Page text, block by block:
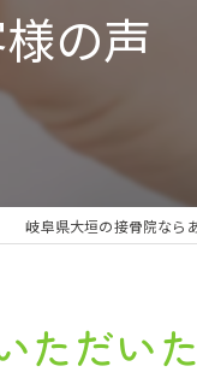
の声
岐阜県大垣の接骨院なら
ただい